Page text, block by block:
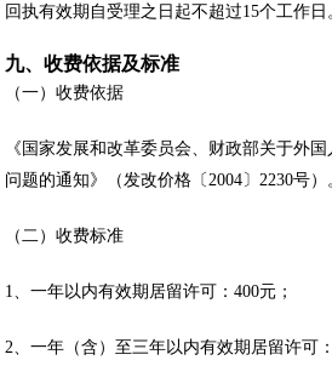
回执有效期自受理之日起不超过15个工作日
九、收费依据及标准
（一）收费依据
《国家发展和改革委员会、财政部关于外
问题的通知》（发改价格〔2004〕2230号）
（二）收费标准
1、一年以内有效期居留许可：400元；
2、一年（含）至三年以内有效期居留许可：